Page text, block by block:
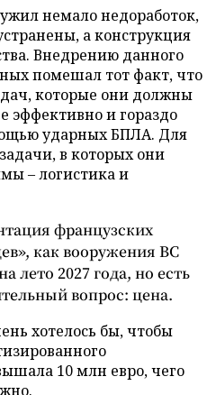
немало недоработок,
а конструкция
Внедрению данного
помешал тот факт, что
которые они должны
эффективно и гораздо
ударных БПЛА. Для
в которых они
– логистика и
французских
как вооружения ВС
лето 2027 года, но есть
вопрос: цена.
хотелось бы, чтобы
10 млн евро, чего